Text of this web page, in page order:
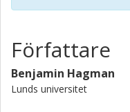
Författare
Benjamin Hagman
Lunds universitet